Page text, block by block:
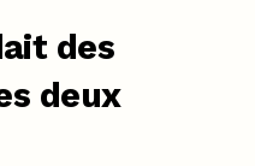
des
deux